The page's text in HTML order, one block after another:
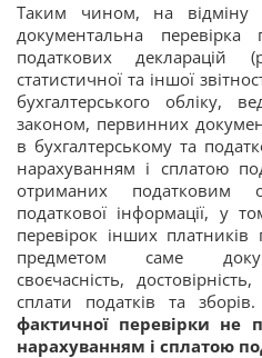
Таким чином, на відміну
документальна перевірка
податкових декларацій
статистичної та іншої
бухгалтерського обліку,
законом, первинних
в бухгалтерському та
нарахуванням і сплатою
отриманих податковим
податкової інформації, у
перевірок інших
предметом саме
своєчасність,
сплати податків та зборів.
фактичної перевірки не
нарахуванням і сплатою